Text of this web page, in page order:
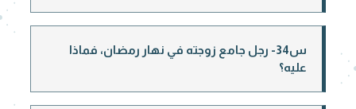
س34- رجل جامع زوجته في نهار رمضان، فماذا
عليه؟